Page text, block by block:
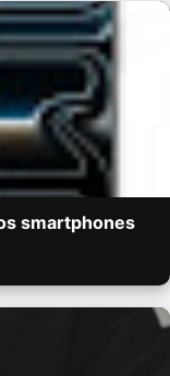
smartphones